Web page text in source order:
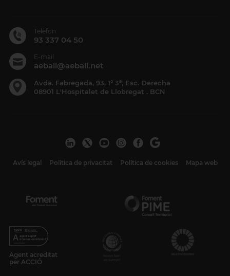
Telèfon
93 337 04 50
E-mail
aeball@aeball.net
Avda. Fabregada, 93, 1º 3ª, Esc. Derecha
08901 L'Hospitalet de Llobregat . BCN
Avís legal Política de privacitat Política de cookies Mapa web
Agent acreditat
per ACCIÓ